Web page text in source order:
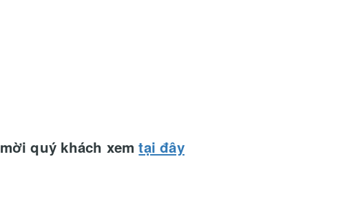
quý khách xemtại đây